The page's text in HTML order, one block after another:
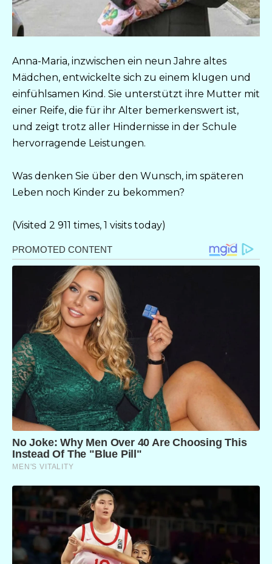
Anna-Maria, inzwischen ein neun Jahre altes
Mädchen, entwickelte sich zu einem klugen und
einfühlsamen Kind. Sie unterstützt ihre Mutter mit
einer Reife, die für ihr Alter bemerkenswert ist,
und zeigt trotz aller Hindernisse in der Schule
hervorragende Leistungen.
Was denken Sie über den Wunsch, im späteren
Leben noch Kinder zu bekommen?
(Visited 2 911 times, 1 visits today)